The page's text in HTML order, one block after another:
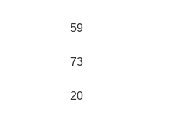
59
73
20